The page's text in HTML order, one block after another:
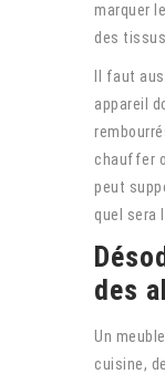
marquer
des
Il faut
appareil
chauffer
peut
quel sera
des
Un
cuisine,